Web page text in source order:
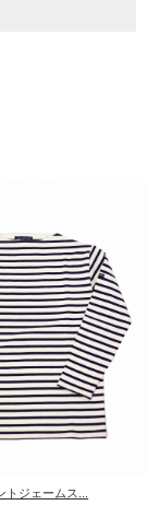
ジェームス...